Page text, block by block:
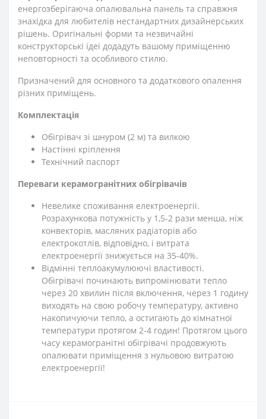
енергозберігаюча опалювальна панель та справжня
знахідка для любителів нестандартних дизайнерських
рішень. Оригінальні форми та незвичайні
конструкторські ідеї додадуть вашому приміщенню
неповторності та особливого стилю.
Призначений для основного та додаткового опалення
різних приміщень.
Комплектація
Обігрівач зі шнуром (2 м) та вилкою
Настінні кріплення
Технічний паспорт
Переваги керамогранітних обігрівачів
Невелике споживання електроенергії.
Розрахункова потужність у 1,5-2 рази менша, ніж
конвекторів, масляних радіаторів або
електрокотлів, відповідно, і витрата
електроенергії знижується на 35-40%.
Відмінні теплоакумулюючі властивості.
Обігрівачі починають випромінювати тепло
через 20 хвилин після включення, через 1 годину
виходять на свою робочу температуру, активно
накопичуючи тепло, а остигають до кімнатної
температури протягом 2-4 годин! Протягом цього
часу керамогранітні обігрівачі продовжують
опалювати приміщення з нульовою витратою
електроенергії!